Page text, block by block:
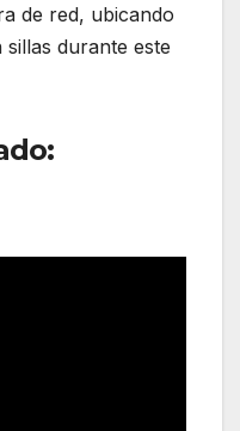
de red, ubicando
durante este